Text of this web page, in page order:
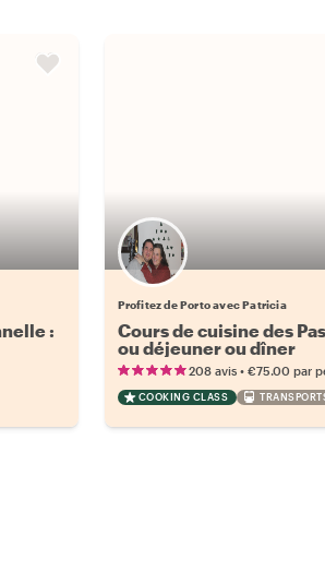
:
Profitez de Porto avec Patricia
Cours de cuisine des
ou déjeuner ou dîner
208 avis• €75.00 par
COOKING CLASS